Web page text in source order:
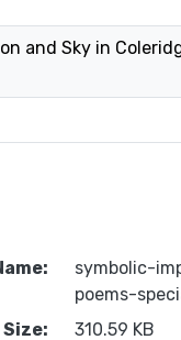
and Sky in
symbolic-
poems-
Size:
310.59 KB